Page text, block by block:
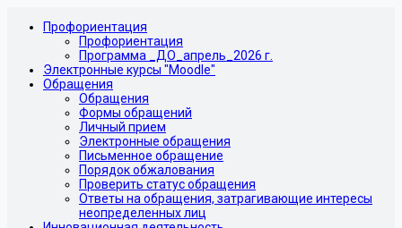
Профориентация
Профориентация
Программа _ДО_апрель_2026 г.
Электронные курсы "Moodle"
Обращения
Обращения
Формы обращений
Личный прием
Электронные обращения
Письменное обращение
Порядок обжалования
Проверить статус обращения
Ответы на обращения, затрагивающие интересы
неопределенных лиц